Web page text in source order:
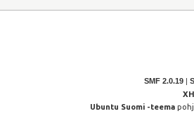
SMF 2.0.19 |
Ubuntu Suomi -teema